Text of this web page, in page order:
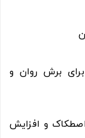
برش روان و
و افزایش